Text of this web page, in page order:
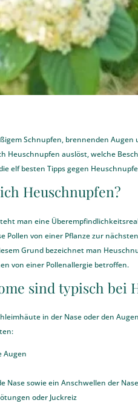
Schnupfen, brennenden
Heuschnupfen auslöst, welche
elf besten Tipps gegen
Heuschnupfen?
man eine
Pollen von einer Pflanze zur
Grund bezeichnet man
von einer Pollenallergie betroffen.
sind typisch bei
in der Nase oder den
Augen
Nase sowie ein Anschwellen der
oder Juckreiz